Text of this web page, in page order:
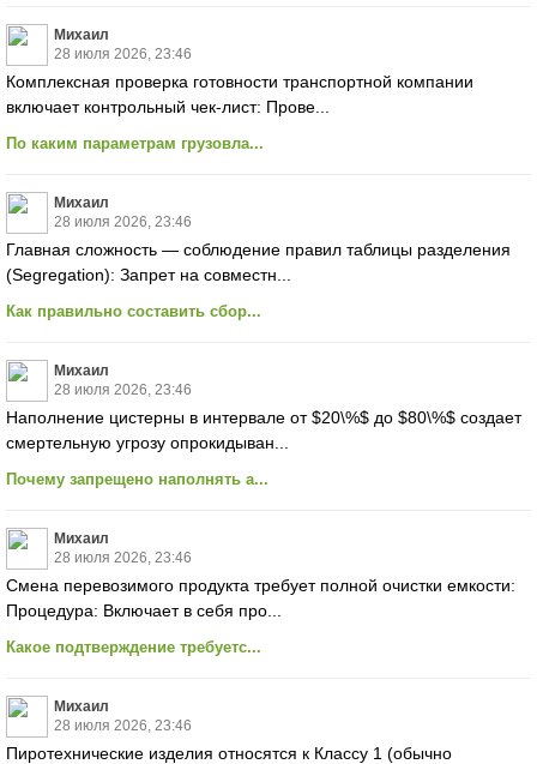
Михаил
28 июля 2026, 23:46
Комплексная проверка готовности транспортной компании
включает контрольный чек-лист: Прове...
По каким параметрам грузовла...
Михаил
28 июля 2026, 23:46
Главная сложность — соблюдение правил таблицы разделения
(Segregation): Запрет на совместн...
Как правильно составить сбор...
Михаил
28 июля 2026, 23:46
Наполнение цистерны в интервале от $20\%$ до $80\%$ создает
смертельную угрозу опрокидыван...
Почему запрещено наполнять а...
Михаил
28 июля 2026, 23:46
Смена перевозимого продукта требует полной очистки емкости:
Процедура: Включает в себя про...
Какое подтверждение требуетс...
Михаил
28 июля 2026, 23:46
Пиротехнические изделия относятся к Классу 1 (обычно